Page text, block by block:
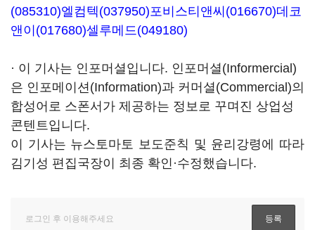
(085310)엘컴텍(037950)포비스티앤씨(016670)데코
앤이(017680)셀루메드(049180)
· 이 기사는 인포머셜입니다. 인포머셜(Informercial)
은 인포메이션(Information)과 커머셜(Commercial)의
합성어로 스폰서가 제공하는 정보로 꾸며진 상업성
콘텐트입니다.
이 기사는 뉴스토마토 보도준칙 및 윤리강령에 따라
김기성 편집국장이 최종 확인·수정했습니다.